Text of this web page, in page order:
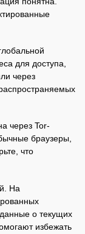
для доступа,
через
через Tor-
браузеры,
что
На
о текущих
избежать